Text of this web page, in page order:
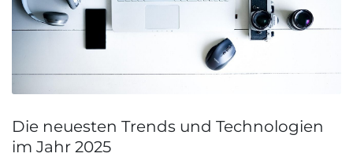
Die neuesten Trends und Technologien
im Jahr 2025